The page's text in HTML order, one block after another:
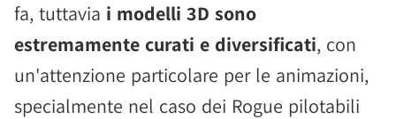
fa, tuttavia i modelli 3D sono
estremamente curati e diversificati, con
un'attenzione particolare per le animazioni,
specialmente nel caso dei Rogue pilotabili